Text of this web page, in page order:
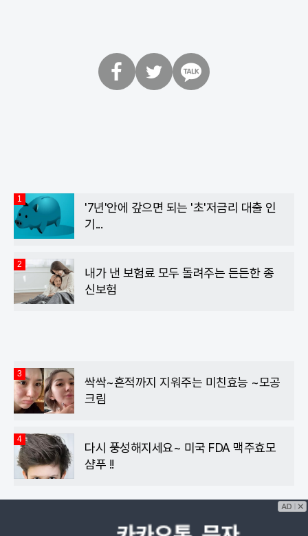
1
'7년'안에 갚으면 되는 '초'저금리 대출 인
기...
2
내가 낸 보험료 모두 돌려주는 든든한 종
신보험
3
싹싹~흔적까지 지워주는 미친효능 ~모공
크림
4
다시 풍성해지세요~ 미국 FDA 맥주효모
샴푸 !!